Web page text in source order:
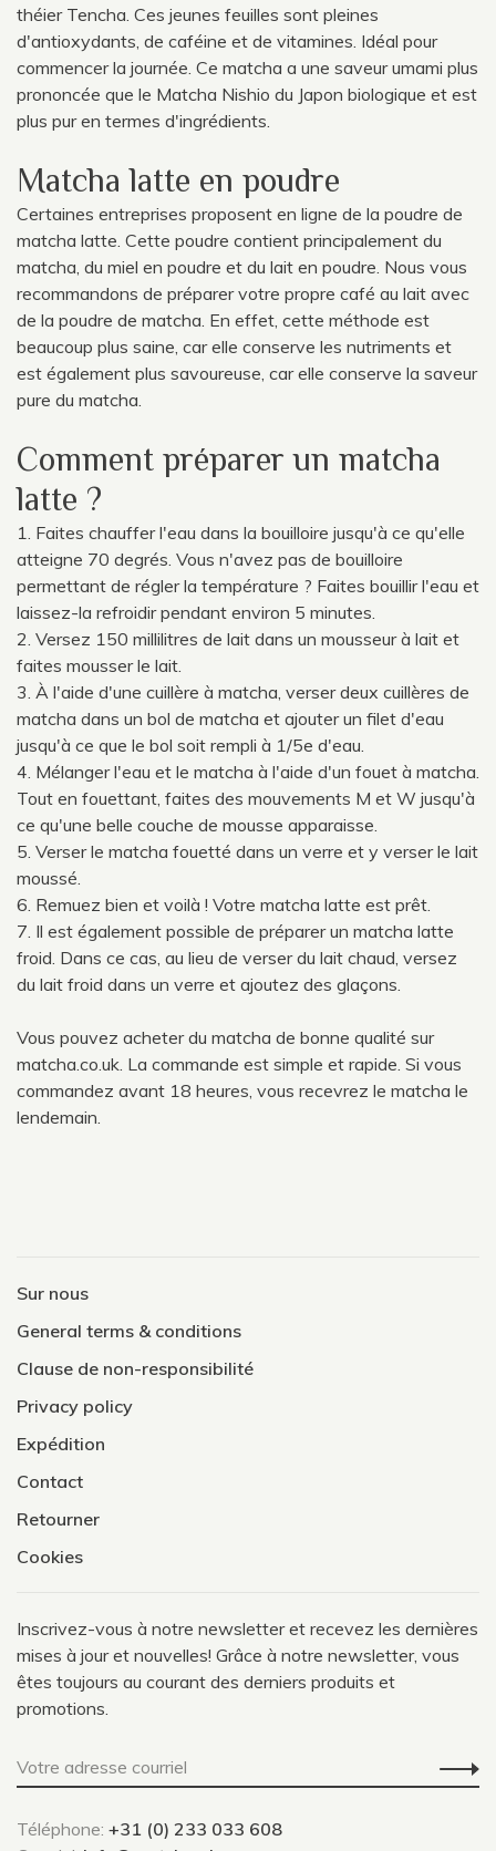
théier Tencha. Ces jeunes feuilles sont pleines
d'antioxydants, de caféine et de vitamines. Idéal pour
commencer la journée. Ce matcha a une saveur umami plus
prononcée que le Matcha Nishio du Japon biologique et est
plus pur en termes d'ingrédients.
Matcha latte en poudre
Certaines entreprises proposent en ligne de la poudre de
matcha latte. Cette poudre contient principalement du
matcha, du miel en poudre et du lait en poudre. Nous vous
recommandons de préparer votre propre café au lait avec
de la poudre de matcha. En effet, cette méthode est
beaucoup plus saine, car elle conserve les nutriments et
est également plus savoureuse, car elle conserve la saveur
pure du matcha.
Comment préparer un matcha
latte ?
1. Faites chauffer l'eau dans la bouilloire jusqu'à ce qu'elle
atteigne 70 degrés. Vous n'avez pas de bouilloire
permettant de régler la température ? Faites bouillir l'eau et
laissez-la refroidir pendant environ 5 minutes.
2. Versez 150 millilitres de lait dans un mousseur à lait et
faites mousser le lait.
3. À l'aide d'une cuillère à matcha, verser deux cuillères de
matcha dans un bol de matcha et ajouter un filet d'eau
jusqu'à ce que le bol soit rempli à 1/5e d'eau.
4. Mélanger l'eau et le matcha à l'aide d'un fouet à matcha.
Tout en fouettant, faites des mouvements M et W jusqu'à
ce qu'une belle couche de mousse apparaisse.
5. Verser le matcha fouetté dans un verre et y verser le lait
moussé.
6. Remuez bien et voilà ! Votre matcha latte est prêt.
7. Il est également possible de préparer un matcha latte
froid. Dans ce cas, au lieu de verser du lait chaud, versez
du lait froid dans un verre et ajoutez des glaçons.
Vous pouvez acheter du matcha de bonne qualité sur
matcha.co.uk. La commande est simple et rapide. Si vous
commandez avant 18 heures, vous recevrez le matcha le
lendemain.
Sur nous
General terms & conditions
Clause de non-responsibilité
Privacy policy
Expédition
Contact
Retourner
Cookies
Inscrivez-vous à notre newsletter et recevez les dernières
mises à jour et nouvelles! Grâce à notre newsletter, vous
êtes toujours au courant des derniers produits et
promotions.
Téléphone: +31 (0) 233 033 608